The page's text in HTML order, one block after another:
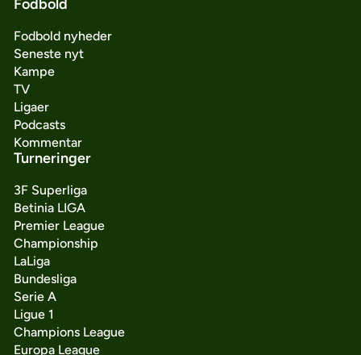
Fodbold
Fodbold nyheder
Seneste nyt
Kampe
TV
Ligaer
Podcasts
Kommentar
Turneringer
3F Superliga
Betinia LIGA
Premier League
Championship
LaLiga
Bundesliga
Serie A
Ligue 1
Champions League
Europa League